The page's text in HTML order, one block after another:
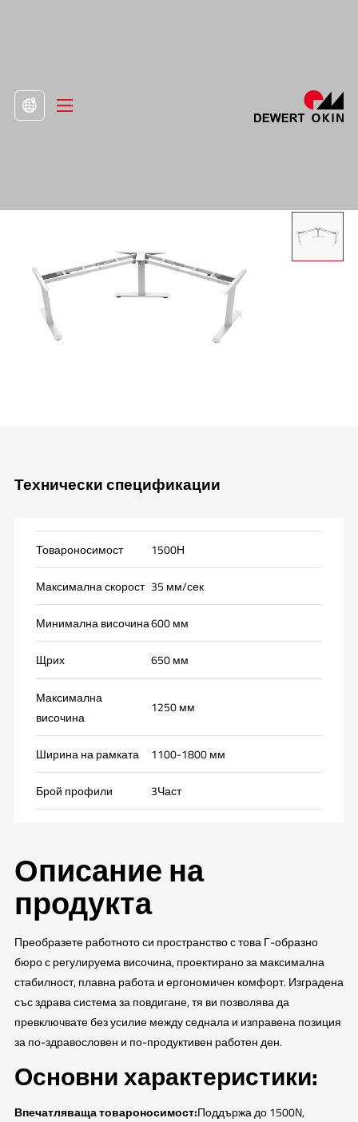
Електрическо бюро с регулируема
височина DS3 Регулируемо под три ъгъла
Технически спецификации
Товароносимост 1500Н
Максимална скорост 35 мм/сек
Минимална височина600 мм
Щрих 650 мм
Максимална
височина
1250 мм
Ширина на рамката 1100-1800 мм
Брой профили 3Част
Описание на
продукта
Преобразете работното си пространство с това Г-образно
бюро с регулируема височина, проектирано за максимална
стабилност, плавна работа и ергономичен комфорт. Изградена
със здрава система за повдигане, тя ви позволява да
превключвате без усилие между седнала и изправена позиция
за по-здравословен и по-продуктивен работен ден.
Основни характеристики:
Впечатляваща товароносимост:Поддържа до 1500N,